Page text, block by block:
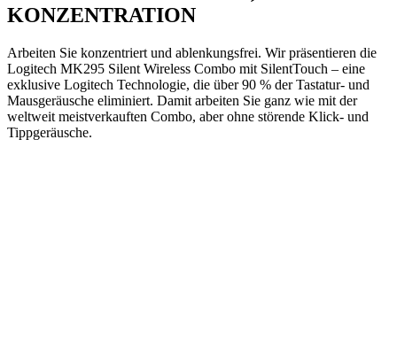
KONZENTRATION
Arbeiten Sie konzentriert und ablenkungsfrei. Wir präsentieren die
Logitech MK295 Silent Wireless Combo mit SilentTouch – eine
exklusive Logitech Technologie, die über 90 % der Tastatur- und
Mausgeräusche eliminiert. Damit arbeiten Sie ganz wie mit der
weltweit meistverkauften Combo, aber ohne störende Klick- und
Tippgeräusche.